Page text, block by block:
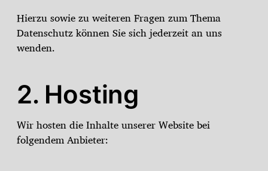
Hierzu sowie zu weiteren Fragen zum Thema
Datenschutz können Sie sich jederzeit an uns
wenden.
2. Hosting
Wir hosten die Inhalte unserer Website bei
folgendem Anbieter: